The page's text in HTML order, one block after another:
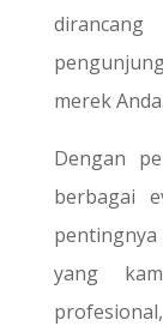
merek Anda.
Dengan
berbagai
yang